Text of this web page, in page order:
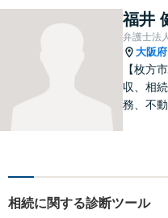
致しま
も、ご
ズスペ
福井
弁護士法
大阪府
【枚方
収、相
務、不
しっか
事情に
相続に関する診断ツール